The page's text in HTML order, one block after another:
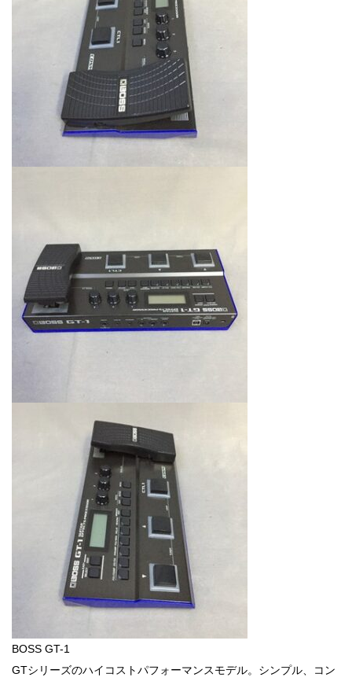
BOSS GT-1
GTシリーズのハイコストパフォーマンスモデル。シンプル、コン